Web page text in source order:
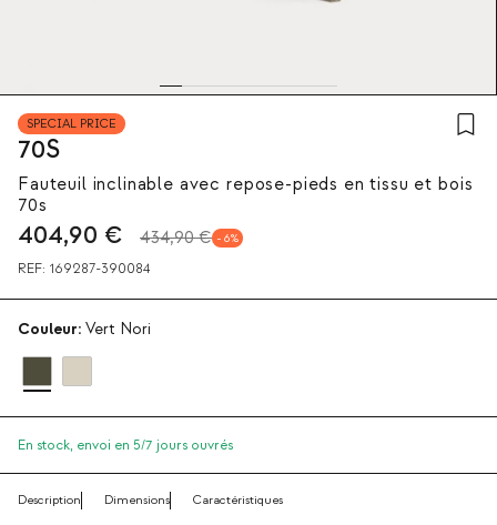
SPECIAL PRICE
70S
Fauteuil inclinable avec repose-pieds en tissu et bois
70s
404,90 € 434,90 € 6
REF: 169287-390084
Couleur: Vert Nori
En stock, envoi en 5/7 jours ouvrés
Description Dimensions Caractéristiques